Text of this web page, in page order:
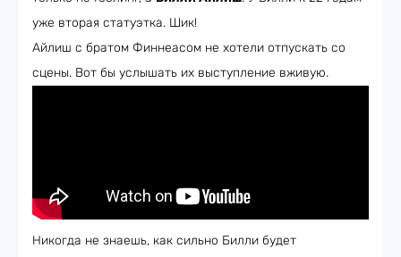
уже вторая статуэтка. Шик!
Айлиш с братом Финнеасом не хотели отпускать со
сцены. Вот бы услышать их выступление вживую.
Никогда не знаешь, как сильно Билли будет